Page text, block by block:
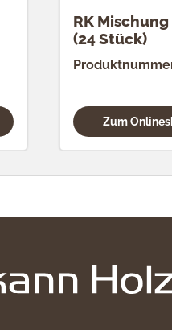
RK
(24 Stück)
Zum